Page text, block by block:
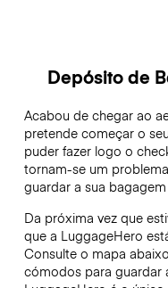
Depósito de
Acabou de chegar ao
pretende começar o
puder fazer logo o
tornam-se um
guardar a sua
Da próxima vez que
que a LuggageHero
Consulte o mapa
cómodos para guardar